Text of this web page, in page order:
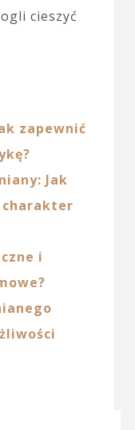
cieszyć
zapewnić
Jak
i